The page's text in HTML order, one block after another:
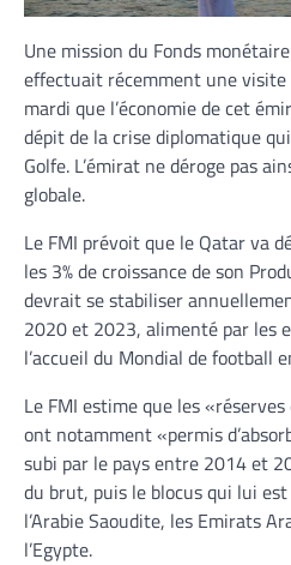
Une mission du Fonds
effectuait récemment une visite
mardi que l’économie de cet
dépit de la crise diplomatique
Golfe. L’émirat ne déroge pas
globale.
Le FMI prévoit que le Qatar va
les 3% de croissance de son
devrait se stabiliser
2020 et 2023, alimenté par les
l’accueil du Mondial de football
Le FMI estime que les
ont notamment «permis
subi par le pays entre 2014 et
du brut, puis le blocus qui lui
l’Arabie Saoudite, les Emirats
l’Egypte.